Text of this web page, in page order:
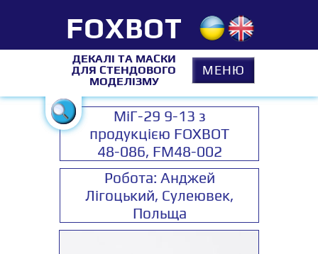
МіГ-29 9-13 з
продукцією FOXBOT
48-086, FM48-002
ДЕКАЛІ ТА МАСКИ
ДЛЯ СТЕНДОВОГО
МОДЕЛІЗМУ
МЕНЮ
FOXBOT
Робота: Анджей
Лігоцький, Сулеювек,
Польща